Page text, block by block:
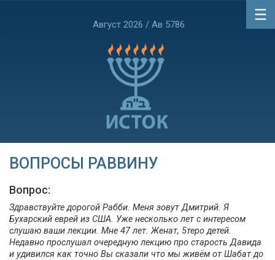
Август 2026 / Ав 5786
ВОПРОСЫ РАВВИНУ
Вопрос:
Здравствуйте дорогой Рабби. Меня зовут Дмитрий. Я
Бухарский еврей из США. Уже несколько лет с интересом
слушаю ваши лекции. Мне 47 лет. Женат, 5теро детей.
Недавно прослушал очередную лекцию про старость Давида
и удивился как точно Вы сказали что мы живём от Шабат до